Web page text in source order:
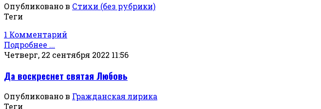
Опубликовано в Стихи (без рубрики)
Теги
1 Комментарий
Подробнее ...
Четверг, 22 сентября 2022 11:56
Да воскреснет святая Любовь
Опубликовано в Гражданская лирика
Теги